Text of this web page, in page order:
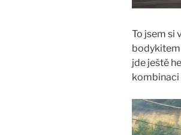
To jsem si
bodykitem
jde ještě
kombinaci